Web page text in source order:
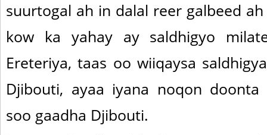
suurtogal ah in dalal reer galbeed
kow ka yahay ay saldhigyo
Ereteriya, taas oo wiiqaysa
Djibouti, ayaa iyana noqon doonta
soo gaadha Djibouti.